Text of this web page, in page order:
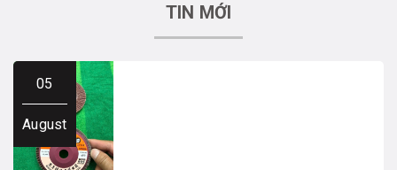
TIN MỚI
05
August